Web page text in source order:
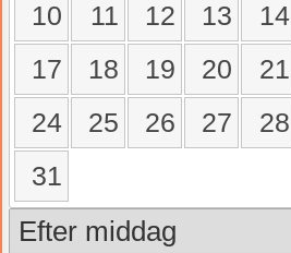
10 11 12 13 14
17
18 19 20 21
24
25 26 27 28
31